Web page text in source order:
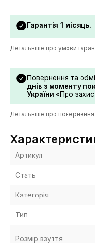
Гарантія 1 місяць.
Детальніше про умови
Повернення та
днів з моменту
України «Про
Детальніше про повернення
Артикул
Стать
Категорія
Тип
Розмір взуття